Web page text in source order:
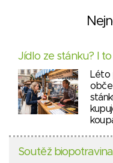
Jídlo ze stánku? I
Léto
Soutěž